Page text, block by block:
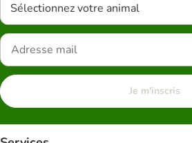
Sélectionnez votre animal
Je m'inscris